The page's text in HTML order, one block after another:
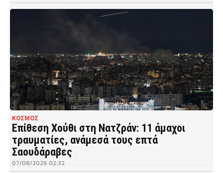
ΚΟΣΜΟΣ
Επίθεση Χούθι στη Νατζράν: 11 άμαχοι
τραυματίες, ανάμεσά τους επτά
Σαουδάραβες
07/08/2026 02:32